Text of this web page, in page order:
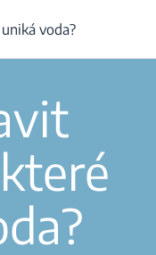
z které uniká voda?
voda?